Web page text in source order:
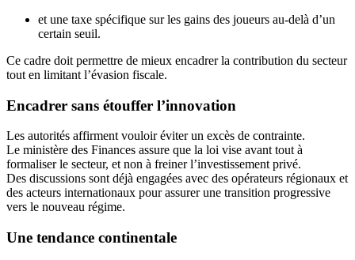
et une taxe spécifique sur les gains des joueurs au-delà d’un
certain seuil.
Ce cadre doit permettre de mieux encadrer la contribution du secteur
tout en limitant l’évasion fiscale.
Encadrer sans étouffer l’innovation
Les autorités affirment vouloir éviter un excès de contrainte.
Le ministère des Finances assure que la loi vise avant tout à
formaliser le secteur, et non à freiner l’investissement privé.
Des discussions sont déjà engagées avec des opérateurs régionaux et
des acteurs internationaux pour assurer une transition progressive
vers le nouveau régime.
Une tendance continentale